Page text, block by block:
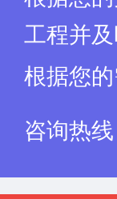
工程并
根据您
咨询热线